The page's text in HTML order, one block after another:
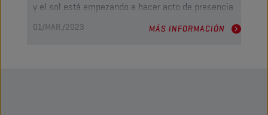
y el sol está empezando a hacer acto de presencia
todos los días. La primavera ya está aquí. Eso
significa que es hora de quitar la cubierta de
01/MAR./2023 MÁS INFORMACIÓN